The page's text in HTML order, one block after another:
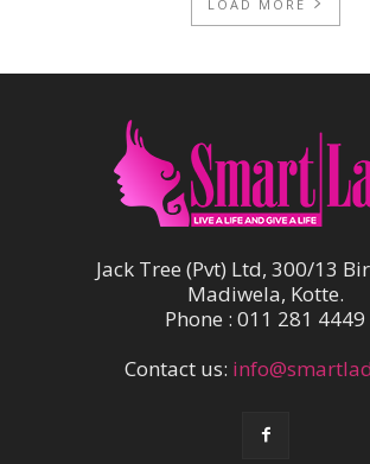
LOAD MORE
Jack Tree (Pvt) Ltd, 300/13
Madiwela, Kotte.
Phone : 011 281 4449
Contact us: